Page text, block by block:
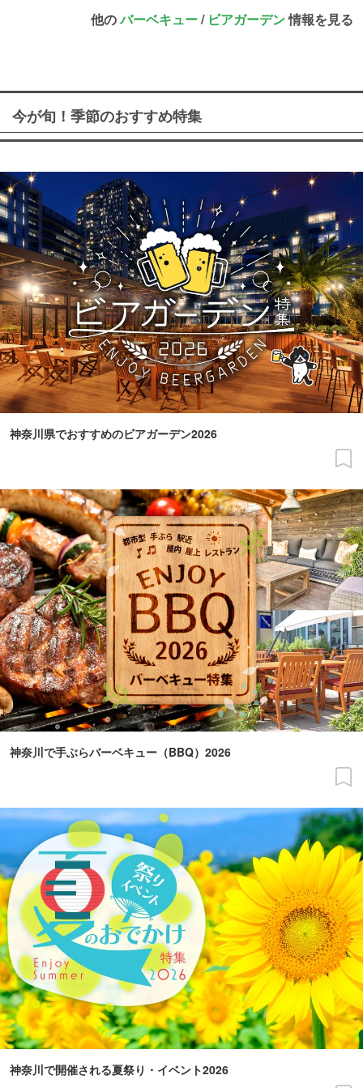
他のバーベキュー/ ビアガーデン情報を見る
今が旬！季節のおすすめ特集
神奈川県でおすすめのビアガーデン2026
神奈川で手ぶらバーベキュー（BBQ）2026
神奈川で開催される夏祭り・イベント2026